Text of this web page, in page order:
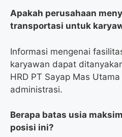
Apakah perusahaan
transportasi untuk
Informasi mengenai
karyawan dapat
HRD PT Sayap Mas
administrasi.
Berapa batas usia
posisi ini?